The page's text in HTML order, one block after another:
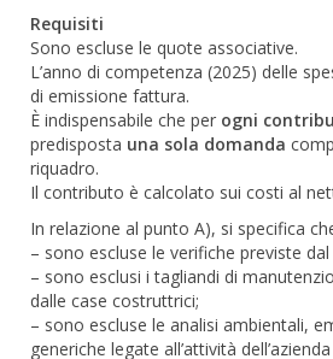
Requisiti
Sono escluse le quote associative.
L’anno di competenza (2025) delle
di emissione fattura.
È indispensabile che per ogni
predisposta una sola domanda
riquadro.
Il contributo è calcolato sui costi al
In relazione al punto A), si specifica
– sono escluse le verifiche previste
– sono esclusi i tagliandi di
dalle case costruttrici;
– sono escluse le analisi ambientali,
generiche legate all’attività